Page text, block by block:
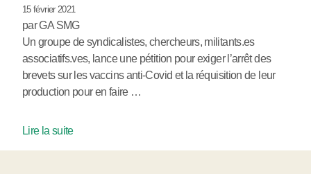
15 février 2021
par GA SMG
Un groupe de syndicalistes, chercheurs, militants.es
associatifs.ves, lance une pétition pour exiger l’arrêt des
brevets sur les vaccins anti-Covid et la réquisition de leur
production pour en faire …
Lire la suite